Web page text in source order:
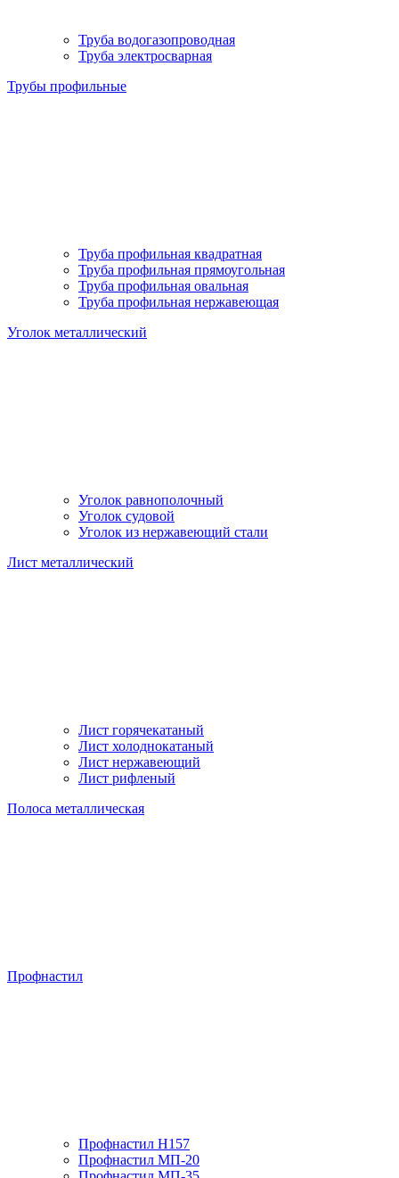
Труба водогазопроводная
Труба электросварная
Трубы профильные
Труба профильная квадратная
Труба профильная прямоугольная
Труба профильная овальная
Труба профильная нержавеющая
Уголок металлический
Уголок равнополочный
Уголок судовой
Уголок из нержавеющий стали
Лист металлический
Лист горячекатаный
Лист холоднокатаный
Лист нержавеющий
Лист рифленый
Полоса металлическая
Профнастил
Профнастил H157
Профнастил МП-20